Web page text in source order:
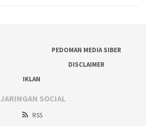
PEDOMAN MEDIA SIBER
DISCLAIMER
IKLAN
JARINGAN SOCIAL
RSS